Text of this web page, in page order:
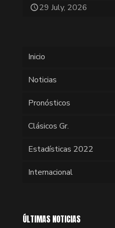
29 July, 2026
Inicio
Noticias
Pronósticos
Clásicos Gr.
Estadísticas 2022
Internacional
ÚLTIMAS NOTICIAS